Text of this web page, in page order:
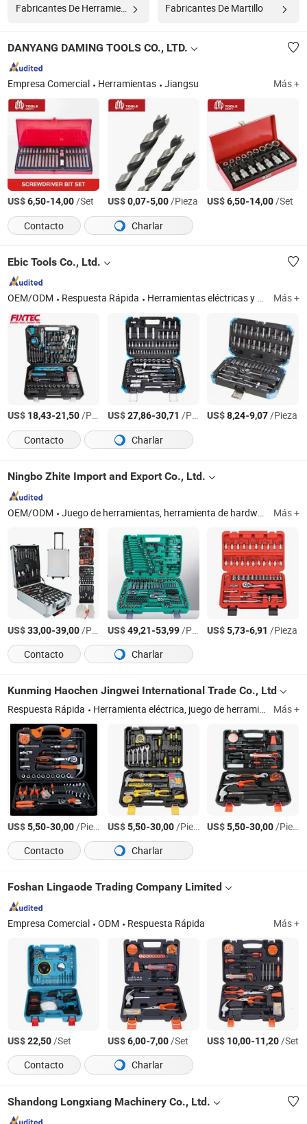
Fabricantes De Herramienta Manual Fabricantes De Martillo
DANYANG DAMING TOOLS CO., LTD.
Empresa Comercial Herramientas Jiangsu Más +
US$6,50-14,00/Set US$0,07-5,00/Pieza US$6,50-14,00/Set
Contacto
Charlar
Ebic Tools Co., Ltd.
OEM/ODM Respuesta Rápida Herramientas eléctricas y accesorios, herramientas inalámbricas, herramientas de banco, herramientas de jardín, amoladora angular, equipo de construcción, taladro de percusión, cortacésped, lijadora Más +
US$ 18,43-21,50/Pieza US$27,86-30,71 /Pieza US$8,24-9,07/Pieza
Contacto
Charlar
Ningbo Zhite Import and Export Co., Ltd.
OEM/ODM Juego de herramientas, herramienta de hardware, herramienta manual, herramientas manuales, kit de herramientas, herramientas de hardware, juego de llaves, pequeños electrodomésticos, freidora de aire, picadora de carne Más +
US$33,00-39,00/Pieza US$49,21-53,99/Pieza US$5,73-6,91 /Pieza
Contacto
Charlar
Kunming Haochen Jingwei International Trade Co., Ltd
Respuesta Rápida Herramienta eléctrica, juego de herramientas, taladro eléctrico, destornillador eléctrico, llave de impacto eléctrica, motosierra de litio Más +
US$5,50-30,00/Pieza US$5,50-30,00/Pieza US$5,50-30,00/Pieza
Contacto
Charlar
Foshan Lingaode Trading Company Limited
Empresa Comercial ODM Respuesta Rápida Más +
US$22,50/Set US$6,00-7,00/Set US$ 10,00-11,20/Set
Contacto
Charlar
Shandong Longxiang Machinery Co., Ltd.